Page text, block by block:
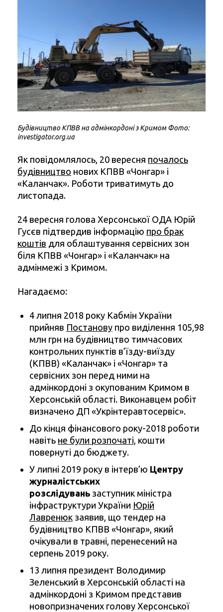
Будівництво КПВВ на адмінкордоні з Кримом Фото:
investigator.org.ua
Як повідомлялось, 20 вересня почалось
будівництво нових КПВВ «Чонгар» і
«Каланчак». Роботи триватимуть до
листопада.
24 вересня голова Херсонської ОДА Юрій
Гусєв підтвердив інформацію про брак
коштів для облаштування сервісних зон
біля КПВВ «Чонгар» і «Каланчак» на
адмінмежі з Кримом.
Нагадаємо:
4 липня 2018 року Кабмін України
прийняв Постанову про виділення 105,98
млн грн на будівництво тимчасових
контрольних пунктів в’їзду-виїзду
(КПВВ) «Каланчак» і «Чонгар» та
сервісних зон перед ними на
адмінкордоні з окупованим Кримом в
Херсонській області. Виконавцем робіт
визначено ДП «Укрінтеравтосервіс».
До кінця фінансового року-2018 роботи
навіть не були розпочаті, кошти
повернуті до бюджету.
У липні 2019 року в інтерв’ю Центру
журналістських
розслідувань заступник міністра
інфраструктури України Юрій
Лавренюк заявив, що тендер на
будівництво КПВВ «Чонгар», який
очікували в травні, перенесений на
серпень 2019 року.
13 липня президент Володимир
Зеленський в Херсонській області на
адмінкордоні з Кримом представив
новопризначених голову Херсонської